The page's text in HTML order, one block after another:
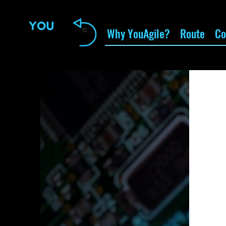
Why YouAgile? Route